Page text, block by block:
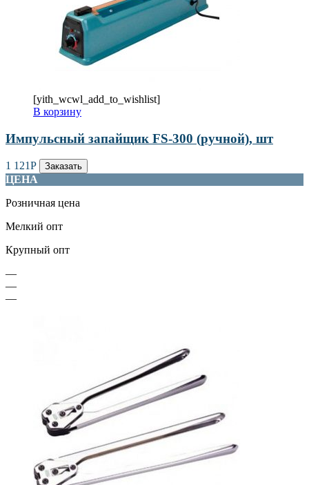
[yith_wcwl_add_to_wishlist]
В корзину
Импульсный запайщик FS-300 (ручной), шт
1 121Р Заказать
ЦЕНА
Розничная цена
Мелкий опт
Крупный опт
—
—
—